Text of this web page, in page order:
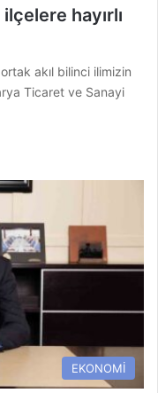
hayırlı
akıl bilinci ilimizin
Ticaret ve Sanayi
EKONOMİ